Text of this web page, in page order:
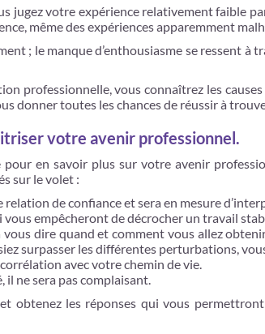
jugez votre expérience relativement faible
même des expériences apparemment
; le manque d’enthousiasme se ressent
professionnelle, vous connaîtrez les
donner toutes les chances de réussir à
votre avenir professionnel.
en savoir plus sur votre avenir
sur le volet :
de confiance et sera en mesure
empêcheront de décrocher un travail
vous dire quand et comment vous allez
surpasser les différentes perturbations,
avec votre chemin de vie.
il ne sera pas complaisant.
obtenez les réponses qui vous permettront